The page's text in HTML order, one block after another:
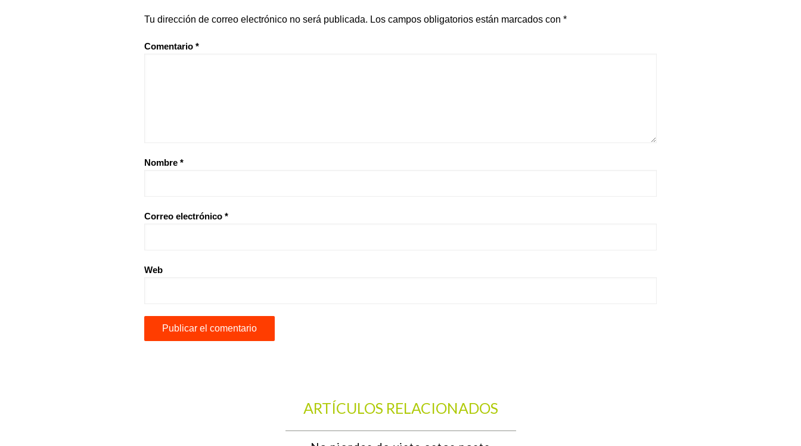
Tu dirección de correo electrónico no será publicada. Los campos obligatorios están marcados con *
Comentario *
Nombre *
Correo electrónico *
Web
ARTÍCULOS RELACIONADOS